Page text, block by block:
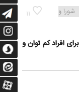
11
شورا و
افراد کم توان و